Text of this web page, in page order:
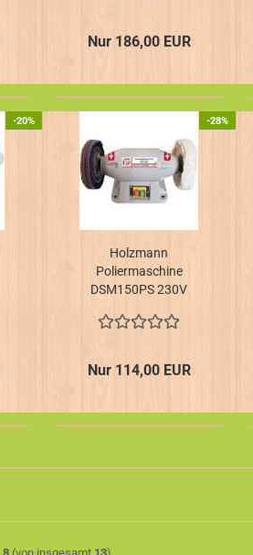
Nur 186,00 EUR
-20% -28%
Holzmann
Poliermaschine
DSM150PS 230V
Nur 114,00 EUR